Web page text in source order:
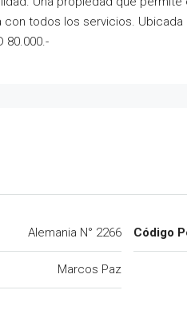
todos los servicios.
80.000.-
Alemania N° 2266
Marcos Paz
Código